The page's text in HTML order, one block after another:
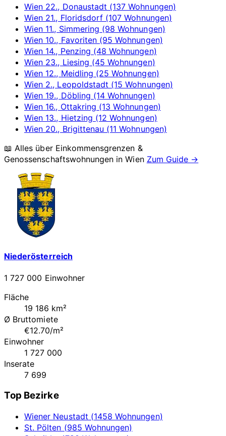
Wien 22., Donaustadt (137 Wohnungen)
Wien 21., Floridsdorf (107 Wohnungen)
Wien 11., Simmering (98 Wohnungen)
Wien 10., Favoriten (95 Wohnungen)
Wien 14., Penzing (48 Wohnungen)
Wien 23., Liesing (45 Wohnungen)
Wien 12., Meidling (25 Wohnungen)
Wien 2., Leopoldstadt (15 Wohnungen)
Wien 19., Döbling (14 Wohnungen)
Wien 16., Ottakring (13 Wohnungen)
Wien 13., Hietzing (12 Wohnungen)
Wien 20., Brigittenau (11 Wohnungen)
📖 Alles über Einkommensgrenzen &
Genossenschaftswohnungen inWien Zum Guide →
Niederösterreich
1 727 000 Einwohner
Fläche
19 186 km²
Ø Bruttomiete
€12.70/m²
Einwohner
1 727 000
Inserate
7 699
Top Bezirke
Wiener Neustadt (1458 Wohnungen)
St. Pölten (985 Wohnungen)